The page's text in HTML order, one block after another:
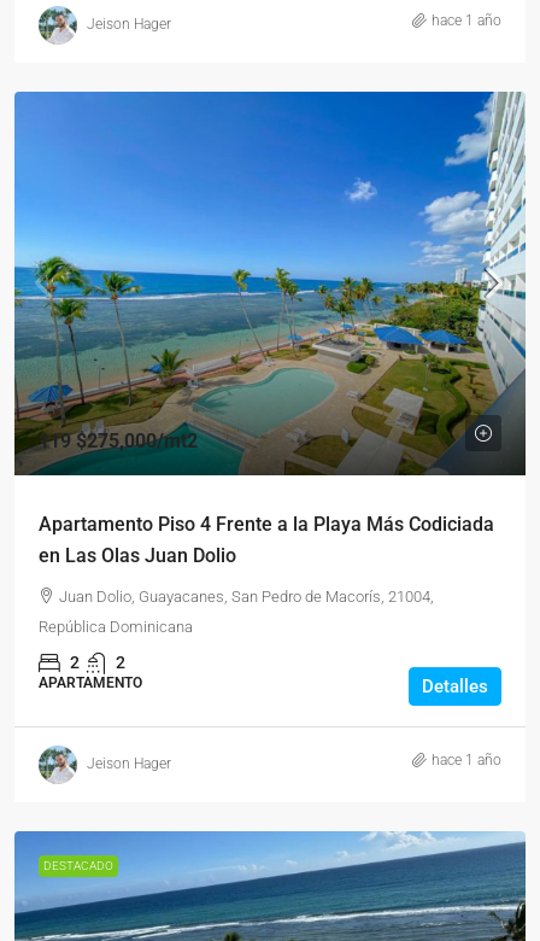
Jeison Hager hace 1 año
119$275,000/mt2
Apartamento Piso 4 Frente a la Playa Más Codiciada
en Las Olas Juan Dolio
Juan Dolio, Guayacanes, San Pedro de Macorís, 21004,
República Dominicana
2 2
APARTAMENTO Detalles
Jeison Hager hace 1 año
DESTACADO